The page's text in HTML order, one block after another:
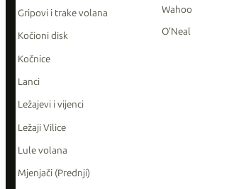
Gripovi i trake volana
Kočioni disk
Kočnice
Lanci
Ležajevi i vijenci
Ležaji Vilice
Lule volana
Mjenjači (Prednji)
Wahoo
O'Neal